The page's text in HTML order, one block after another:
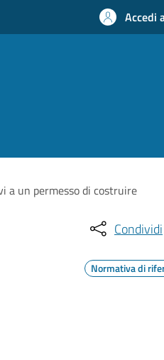
Accedi
a un permesso di costruire
Condividi
Normativa di